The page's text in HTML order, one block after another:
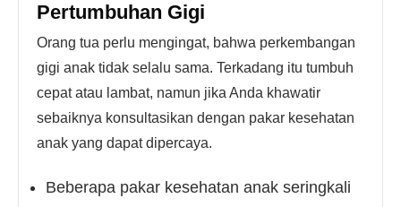
Pertumbuhan Gigi
Orang tua perlu mengingat, bahwa perkembangan
gigi anak tidak selalu sama. Terkadang itu tumbuh
cepat atau lambat, namun jika Anda khawatir
sebaiknya konsultasikan dengan pakar kesehatan
anak yang dapat dipercaya.
Beberapa pakar kesehatan anak seringkali